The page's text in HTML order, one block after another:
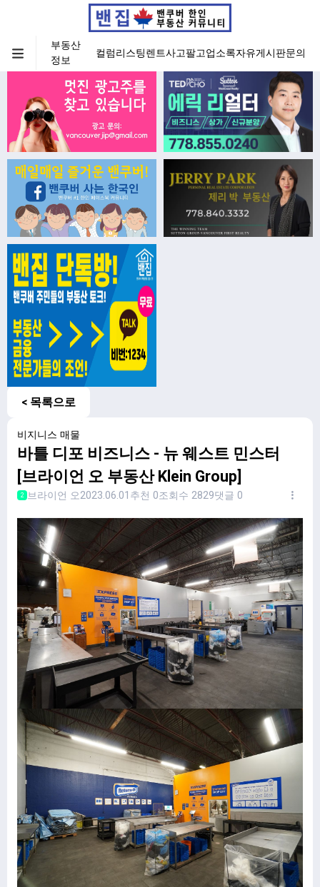
부동산
정보
컬럼리스팅렌트사고팔고업소록자유게시판문의
< 목록으로
비지니스 매물
바틀 디포 비즈니스 - 뉴 웨스트 민스터
[브라이언 오 부동산 Klein Group]
2 브라이언 오2023.06.01 추천 0조회수 2829댓글 0